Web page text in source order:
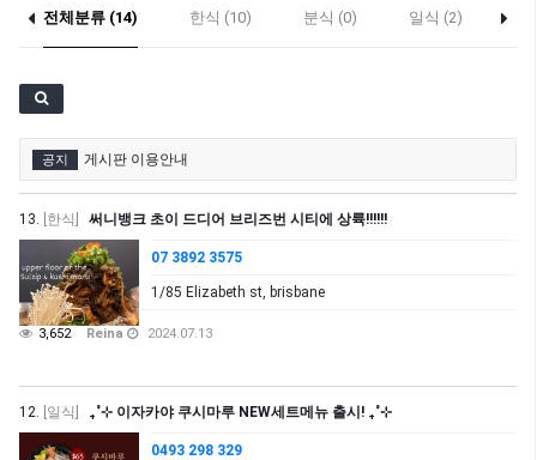
전체분류 (14) 한식 (10) 분식 (0) 일식 (2)
공지 게시판 이용안내
13. [한식] 써니뱅크 초이 드디어 브리즈번 시티에 상륙!!!!!!
07 3892 3575
1/85 Elizabeth st, brisbane
3,652 Reina 2024.07.13
12. [일식] ₊˚⊹ 이자카야 쿠시마루 NEW세트메뉴 출시! ₊˚⊹
0493 298 329